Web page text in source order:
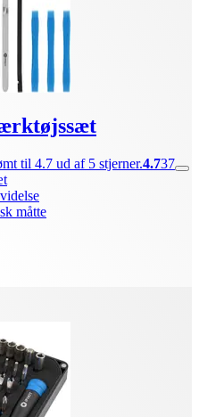
til 4.7 ud af 5 stjerner.4.737
måtte